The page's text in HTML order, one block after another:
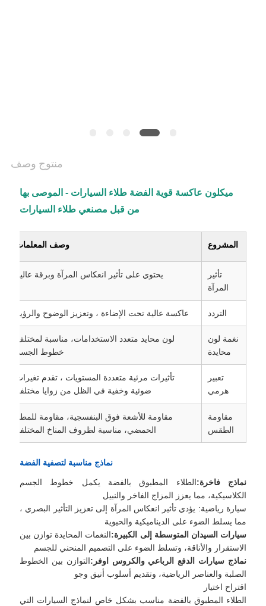
منتوج وصف
ميكلون عاكسة قوية الفضة طلاء السيارات - الموصى بها
من قبل مصنعي طلاء السيارات
المشروع وصف المعلمات
تأثير
المرآة
يحتوي على تأثير انعكاس المرآة وبرقة عالية
التردد عاكسة عالية تحت الإضاءة ، وتعزيز الوضوح والرؤية
نغمة لون
محايدة
لون محايد متعدد الاستخدامات، مناسبة لمختلف
خطوط الجسم
تعبير
هرمي
تأثيرات مرئية متعددة المستويات ، تقدم تغيرات
ضوئية وخفية في الظل من زوايا مختلفة
مقاومة
الطقس
مقاومة للأشعة فوق البنفسجية، مقاومة للمطر
الحمضي، مناسبة لظروف المناخ المختلفة
نماذج مناسبة لتصفية الفضة
نماذج فاخرة:الطلاء المطبوق بالفضة يكمل خطوط الجسم
الكلاسيكية، مما يعزز المزاج الفاخر والنبيل
سيارة رياضية: يؤدي تأثير انعكاس المرآة إلى تعزيز التأثير البصري ،
مما يسلط الضوء على الديناميكية والحيوية
سيارات السيدان المتوسطة إلى الكبيرة:النغمات المحايدة توازن بين
الاستقرار والأناقة، وتسلط الضوء على التصميم المنحني للجسم
نماذج سيارات الدفع الرباعي والكروس اوفر:التوازن بين الخطوط
الصلبة والعناصر الرياضية، وتقديم أسلوب أنيق وجو
اقتراح اختيار
الطلاء المطبوق بالفضة مناسب بشكل خاص لنماذج السيارات التي